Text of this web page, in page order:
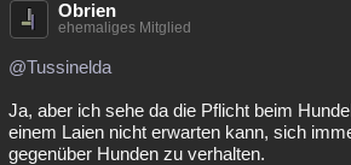
Obrien
ehemaliges Mitglied
@Tussinelda
Ja, aber ich sehe da die Pflicht beim
einem Laien nicht erwarten kann, sich
gegenüber Hunden zu verhalten.